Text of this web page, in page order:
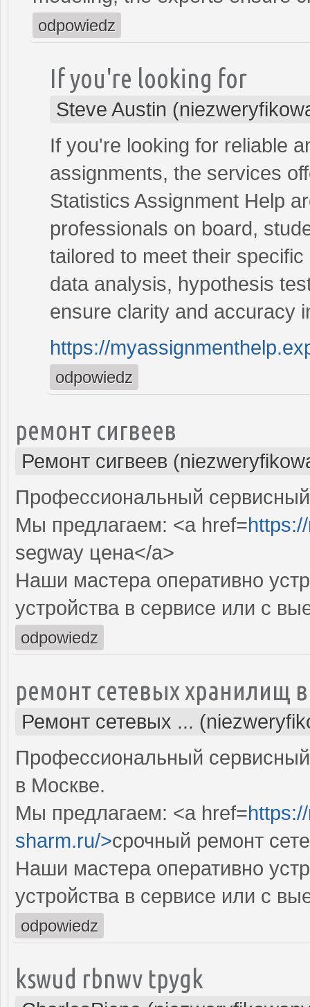
odpowiedz
If you're looking for
Steve Austin
If you're looking for reliable
assignments, the services
Statistics Assignment Help
professionals on board,
tailored to meet their
data analysis, hypothesis
ensure clarity and accuracy
https://
odpowiedz
ремонт сигвеев
Ремонт сигвеев
Профессиональный
Мы предлагаем: <a href=
segway цена</a>
Наши мастера оперативно
устройства в сервисе или с
odpowiedz
ремонт сетевых хранилищ
Ремонт сетевых ...
Профессиональный
в Москве.
Мы предлагаем: <a href=
sharm.ru/>срочный ремонт
Наши мастера оперативно
устройства в сервисе или с
odpowiedz
kswud rbnwv tpygk